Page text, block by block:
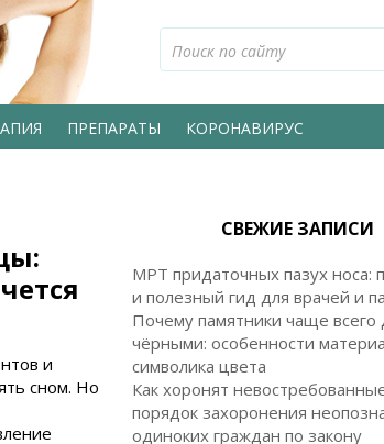
ПРЕПАРАТЫ КОРОНАВИРУС
и
сном. Но
СВЕЖИЕ ЗАПИСИ
МРТ придаточных пазух носа:
и полезный гид для врачей и
Почему памятники чаще всего
чёрными: особенности
символика цвета
Как хоронят
порядок захоронения
одиноких граждан по закону